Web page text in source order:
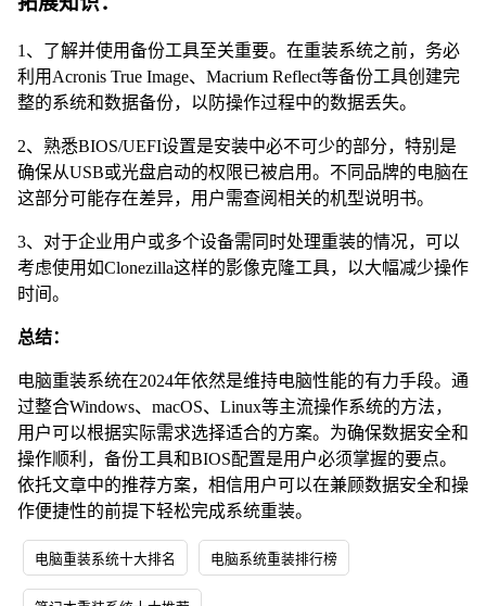
1、了解并使用备份工具至关重要。在重装系统之前，务必
利用Acronis True Image、Macrium Reflect等备份工具创建完
整的系统和数据备份，以防操作过程中的数据丢失。
2、熟悉BIOS/UEFI设置是安装中必不可少的部分，特别是
确保从USB或光盘启动的权限已被启用。不同品牌的电脑在
这部分可能存在差异，用户需查阅相关的机型说明书。
3、对于企业用户或多个设备需同时处理重装的情况，可以
考虑使用如Clonezilla这样的影像克隆工具，以大幅减少操作
时间。
总结：
电脑重装系统在2024年依然是维持电脑性能的有力手段。通
过整合Windows、macOS、Linux等主流操作系统的方法，
用户可以根据实际需求选择适合的方案。为确保数据安全和
操作顺利，备份工具和BIOS配置是用户必须掌握的要点。
依托文章中的推荐方案，相信用户可以在兼顾数据安全和操
作便捷性的前提下轻松完成系统重装。
电脑重装系统十大排名 电脑系统重装排行榜